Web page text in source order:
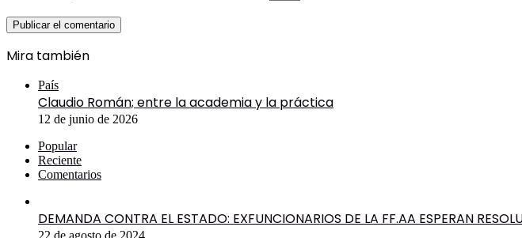
Mira también
País
Claudio Román; entre la academia y la práctica
12 de junio de 2026
Popular
Reciente
Comentarios
DEMANDA CONTRA EL ESTADO: EXFUNCIONARIOS DE LA FF.AA ESPERAN